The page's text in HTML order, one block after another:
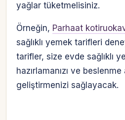
yağlar tüketmelisiniz.
Örneğin, Parhaat
sağlıklı yemek tarifleri
tarifler, size evde sağlıklı
hazırlamanızı ve beslenme
geliştirmenizi sağlayacak.